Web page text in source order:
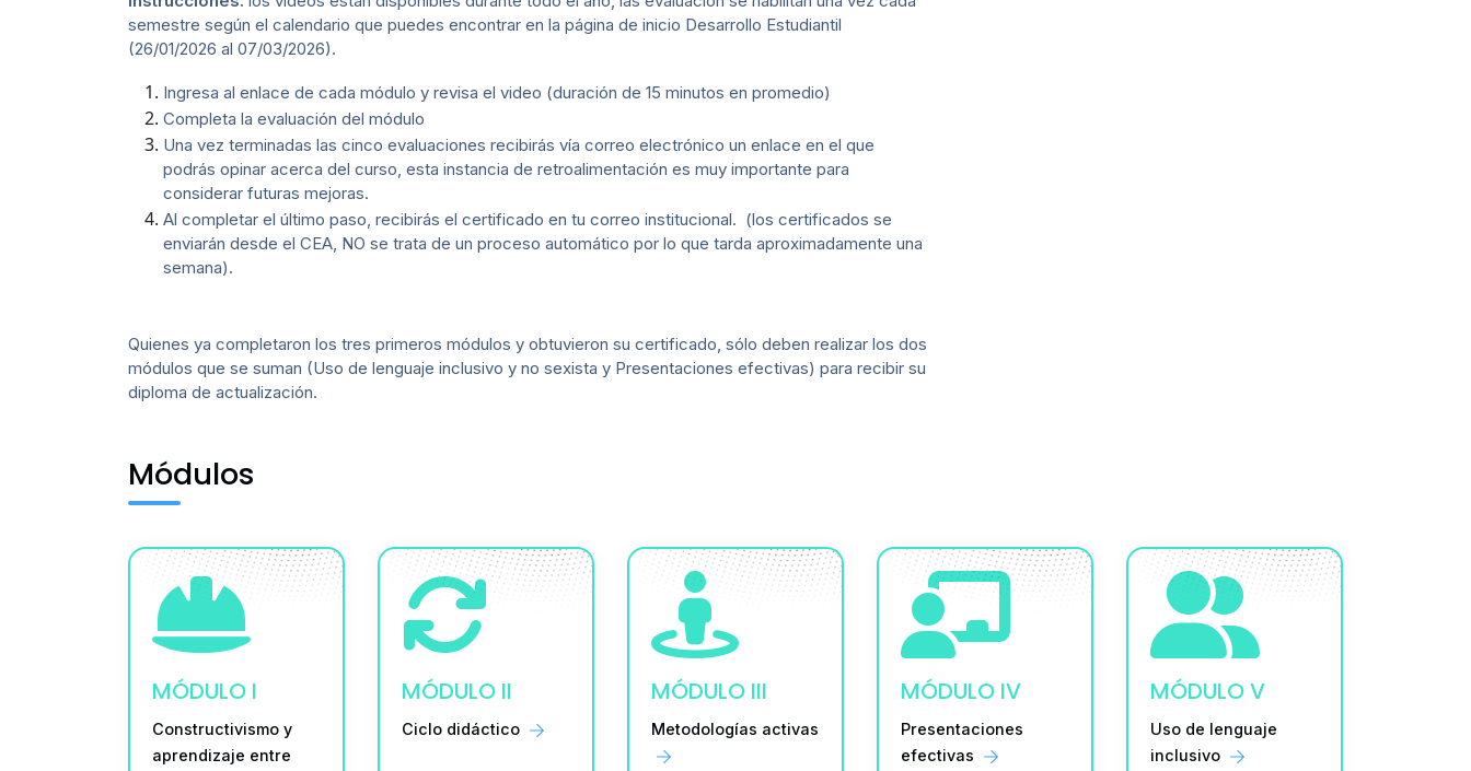
semestre según el calendario que puedes encontrar en la página de inicio Desarrollo Estudiantil
(26/01/2026 al 07/03/2026).
Ingresa al enlace de cada módulo y revisa el video (duración de 15 minutos en promedio)
Completa la evaluación del módulo
Una vez terminadas las cinco evaluaciones recibirás vía correo electrónico un enlace en el que
podrás opinar acerca del curso, esta instancia de retroalimentación es muy importante para
considerar futuras mejoras.
Al completar el último paso, recibirás el certificado en tu correo institucional. (los certificados se
enviarán desde el CEA, NO se trata de un proceso automático por lo que tarda aproximadamente una
semana).
Quienes ya completaron los tres primeros módulos y obtuvieron su certificado, sólo deben realizar los dos
módulos que se suman (Uso de lenguaje inclusivo y no sexista y Presentaciones efectivas) para recibir su
diploma de actualización.
Módulos
MÓDULO I
Constructivismo y
aprendizaje entre
MÓDULO II
Ciclo didáctico
MÓDULO III
Metodologías activas
MÓDULO IV
Presentaciones
efectivas
MÓDULO V
Uso de lenguaje
inclusivo